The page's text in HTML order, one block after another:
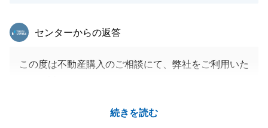
続きを読む
東急リバブル
センターからの返答
この度は不動産購入のご相談にて、弊社をご利用いた
たことでお取引もスムーズに進めることができまし